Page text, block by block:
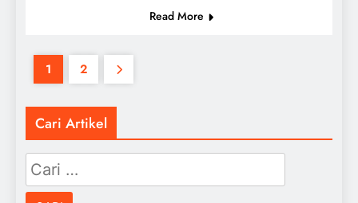
Read More
1 2
Cari Artikel
Cari
untuk: